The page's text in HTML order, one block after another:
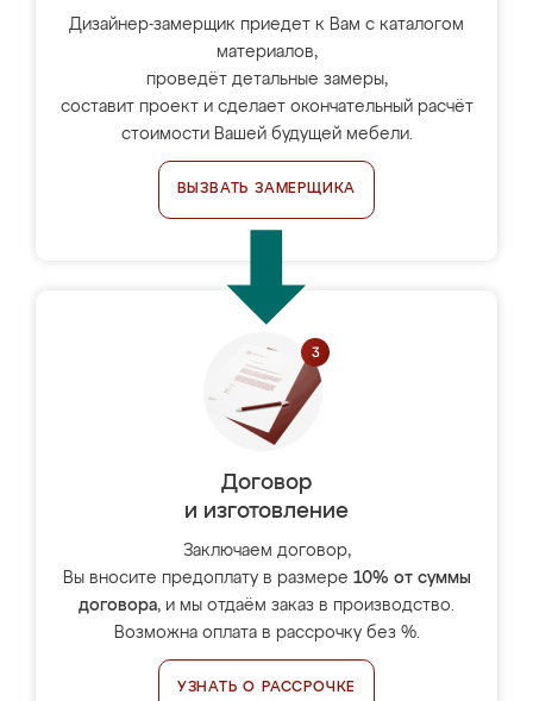
Дизайнер-замерщик приедет к Вам с каталогом
материалов,
проведёт детальные замеры,
составит проект и сделает окончательный расчёт
стоимости Вашей будущей мебели.
ВЫЗВАТЬ ЗАМЕРЩИКА
Договор
и изготовление
Заключаем договор,
Вы вносите предоплату в размере 10% от суммы
договора, и мы отдаём заказ в производство.
Возможна оплата в рассрочку без %.
УЗНАТЬ О РАССРОЧКЕ